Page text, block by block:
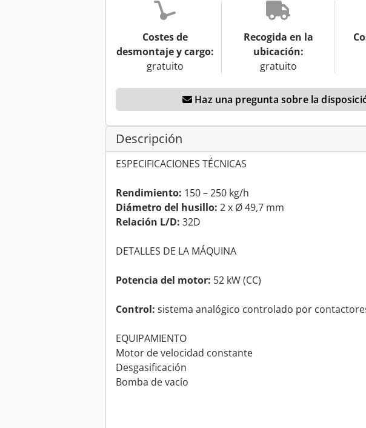
Costes de
desmontaje y cargo:
gratuito
Recogida en la
ubicación:
gratuito
Haz una pregunta sobre la
Descripción
ESPECIFICACIONES TÉCNICAS
Rendimiento: 150 – 250 kg/h
Diámetro del husillo: 2 x Ø 49,7 mm
Relación L/D: 32D
DETALLES DE LA MÁQUINA
Potencia del motor: 52 kW (CC)
Control: sistema analógico controlado por
EQUIPAMIENTO
Motor de velocidad constante
Desgasificación
Bomba de vacío